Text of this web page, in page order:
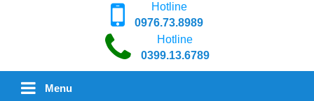
Hotline
0976.73.8989
Hotline
0399.13.6789
Menu